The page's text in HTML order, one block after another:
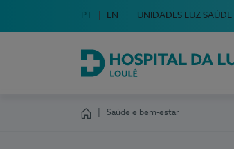
Escolha o seu idioma
Idioma em Português
PT English Language
EN UNIDADES LUZ SAÚDE
Hospital da Luz Loulé
Saúde e bem-estar